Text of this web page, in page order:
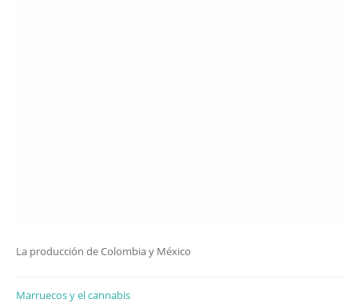
La producción de Colombia y México
Marruecos y el cannabis